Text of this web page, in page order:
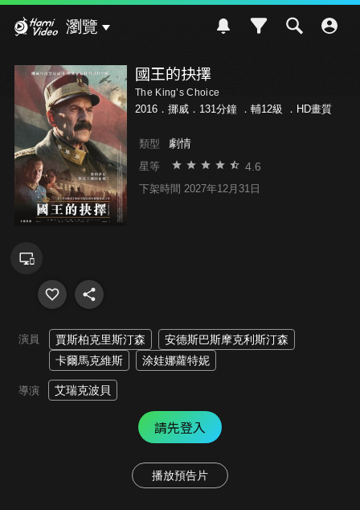
瀏覽
國王的抉擇
The King’s Choice
2016．挪威．131分鐘 ． 輔12級 ．HD畫質
類型 劇情
星等 4.6
下架時間 2027年12月31日
演員 賈斯柏克里斯汀森
安德斯巴斯摩克利斯汀森
卡爾馬克維斯
涂娃娜蘿特妮
導演 艾瑞克波貝
請先登入
播放預告片